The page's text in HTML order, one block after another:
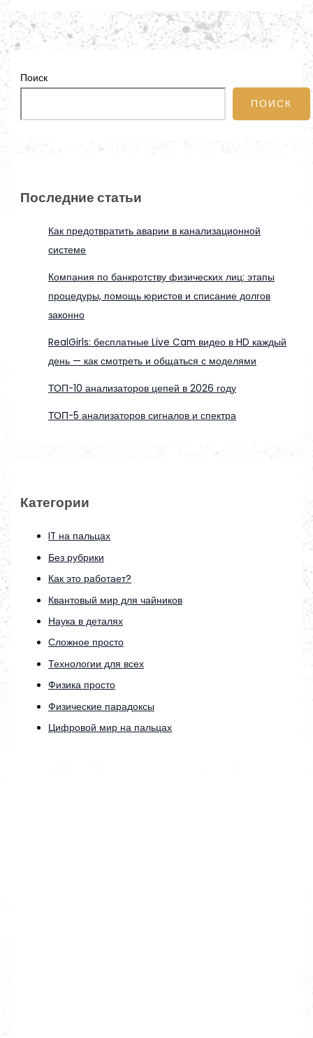
Поиск
ПОИСК
Последние статьи
Как предотвратить аварии в канализационной
системе
Компания по банкротству физических лиц: этапы
процедуры, помощь юристов и списание долгов
законно
RealGirls: бесплатные Live Cam видео в HD каждый
день — как смотреть и общаться с моделями
ТОП-10 анализаторов цепей в 2026 году
ТОП-5 анализаторов сигналов и спектра
Категории
IT на пальцах
Без рубрики
Как это работает?
Квантовый мир для чайников
Наука в деталях
Сложное просто
Технологии для всех
Физика просто
Физические парадоксы
Цифровой мир на пальцах